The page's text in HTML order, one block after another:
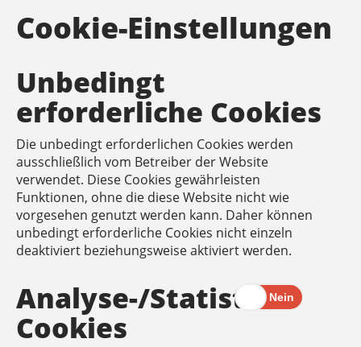
Cookie-Einstellungen
Unbedingt
erforderliche Cookies
Die unbedingt erforderlichen Cookies werden
ausschließlich vom Betreiber der Website
verwendet. Diese Cookies gewährleisten
Funktionen, ohne die diese Website nicht wie
vorgesehen genutzt werden kann. Daher können
unbedingt erforderliche Cookies nicht einzeln
deaktiviert beziehungsweise aktiviert werden.
Analyse-/Statistik-
Cookies